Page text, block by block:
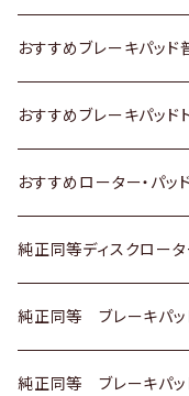
日産
いすゞ
ダイハツ
マツダ
三菱
スバル
スズキ
日産
いすゞ
ダイハツ
マツダ
三菱
スズキ
日産
いすゞ
ダイハツ
三菱
日野
トヨタ
ホンダ
スズキ
日産
ダイハツ
マツダ
おすすめブレーキパッド
トヨタ
ホンダ
スズキ
日産
いすゞ
おすすめブレーキパッド
トヨタ
日産
いすゞ
ダイハツ
おすすめローター・パッ
トヨタ
ホンダ
スズキ
純正同等ディスクロータ
トヨタ
ホンダ
純正同等 ブレーキパッ
トヨタ
純正同等 ブレーキパッ